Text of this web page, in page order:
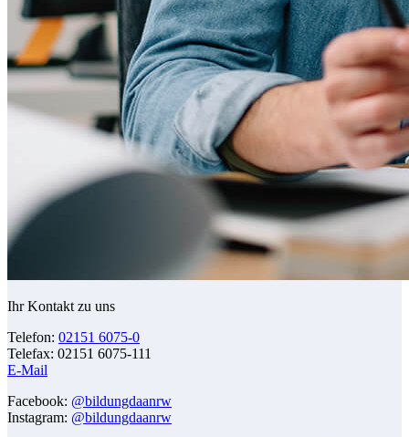
Ihr Kontakt zu uns
Telefon: 02151 6075-0
Telefax: 02151 6075-111
E-Mail
Facebook: @bildungdaanrw
Instagram: @bildungdaanrw